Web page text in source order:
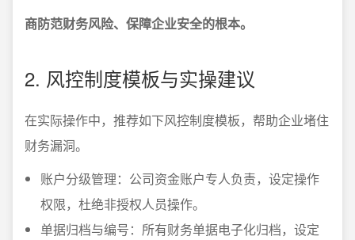
商防范财务风险、保障企业安全的根本。
2. 风控制度模板与实操建议
在实际操作中，推荐如下风控制度模板，帮助企业堵住
财务漏洞。
账户分级管理：公司资金账户专人负责，设定操作
权限，杜绝非授权人员操作。
单据归档与编号：所有财务单据电子化归档，设定